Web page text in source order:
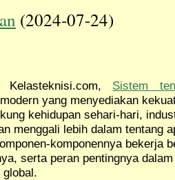
(2024-07-24)
Sistem
yang menyediakan
kehidupan sehari-hari,
menggali lebih dalam tentang
komponennya bekerja
serta peran pentingnya
global.